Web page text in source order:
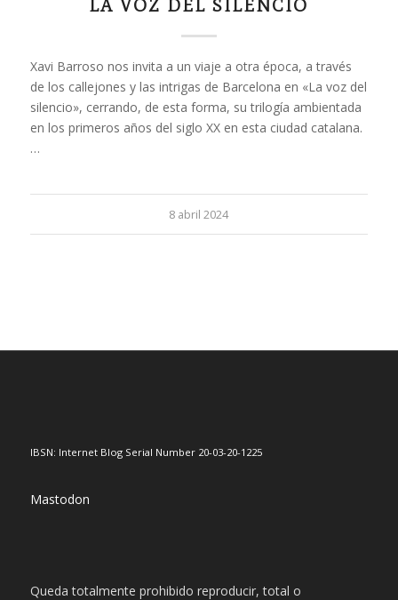
LA VOZ DEL SILENCIO
Xavi Barroso nos invita a un viaje a otra época, a través
de los callejones y las intrigas de Barcelona en «La voz del
silencio», cerrando, de esta forma, su trilogía ambientada
en los primeros años del siglo XX en esta ciudad catalana.
…
8 abril 2024
IBSN: Internet Blog Serial Number 20-03-20-1225
Mastodon
Queda totalmente prohibido reproducir, total o